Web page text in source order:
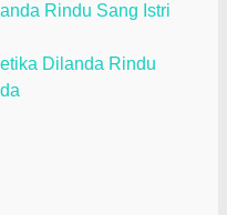
Rindu Sang Istri
Dilanda Rindu